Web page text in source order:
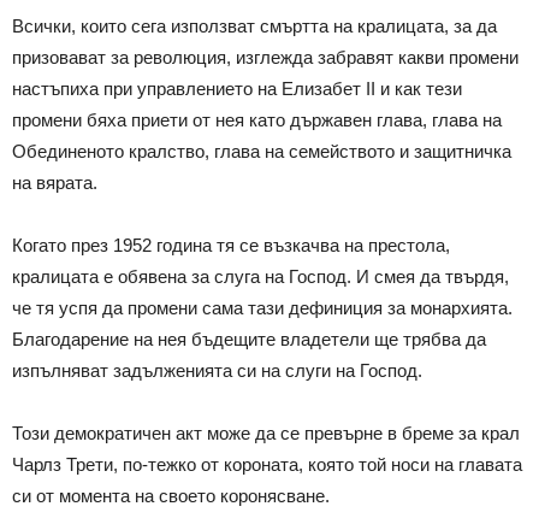
Всички, които сега използват смъртта на кралицата, за да
призовават за революция, изглежда забравят какви промени
настъпиха при управлението на Елизабет II и как тези
промени бяха приети от нея като държавен глава, глава на
Обединеното кралство, глава на семейството и защитничка
на вярата.
Когато през 1952 година тя се възкачва на престола,
кралицата е обявена за слуга на Господ. И смея да твърдя,
че тя успя да промени сама тази дефиниция за монархията.
Благодарение на нея бъдещите владетели ще трябва да
изпълняват задълженията си на слуги на Господ.
Този демократичен акт може да се превърне в бреме за крал
Чарлз Трети, по-тежко от короната, която той носи на главата
си от момента на своето коронясване.